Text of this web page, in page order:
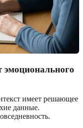
эмоционального
имеет решающее
данные.